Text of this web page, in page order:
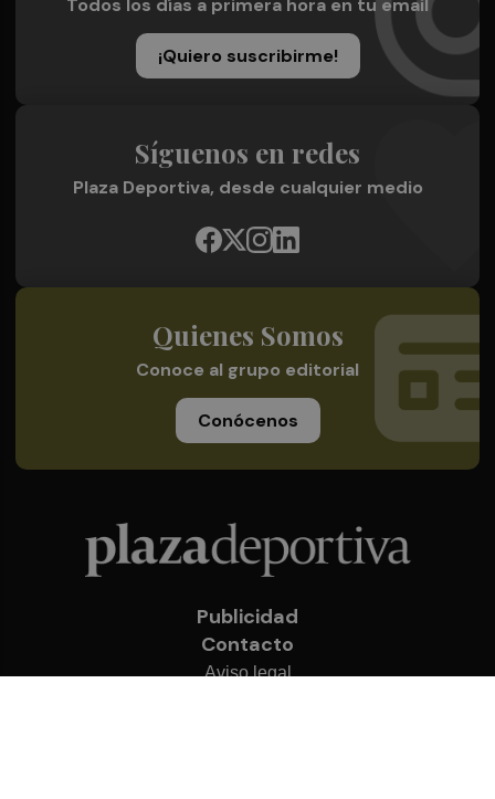
¡Quiero suscribirme!
Síguenos en redes
Plaza Deportiva, desde cualquier medio
Quienes Somos
Conoce al grupo editorial
Conócenos
Publicidad
Contacto
Aviso legal